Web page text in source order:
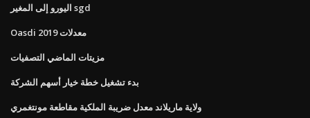
اليورو إلى المغير sgd
Oasdi معدلات 2019
مزيتات الماضي التصفيات
بدء تشغيل خطة خيار أسهم الشركة
ولاية ماريلاند معدل ضريبة الملكية مقاطعة مونتغمري